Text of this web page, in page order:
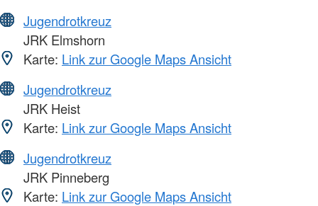
Jugendrotkreuz
JRK Elmshorn
Karte: Link zur Google Maps Ansicht
Jugendrotkreuz
JRK Heist
Karte: Link zur Google Maps Ansicht
Jugendrotkreuz
JRK Pinneberg
Karte: Link zur Google Maps Ansicht